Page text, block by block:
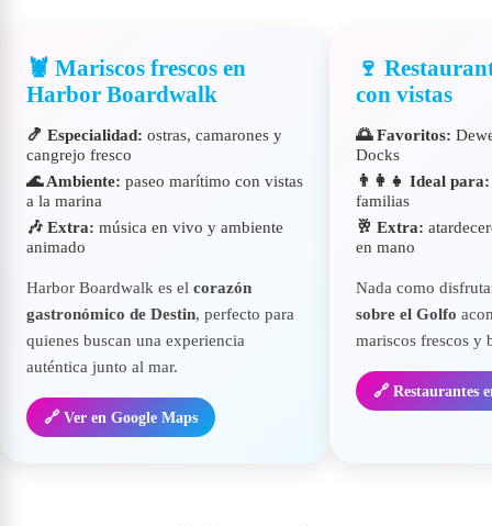
🦞 Mariscos frescos en
Harbor Boardwalk
🍤 Especialidad: ostras, camarones y
cangrejo fresco
🌊 Ambiente: paseo marítimo con vistas
a la marina
🎶 Extra: música en vivo y ambiente
animado
Harbor Boardwalk es el corazón
gastronómico de Destin, perfecto para
quienes buscan una experiencia
auténtica junto al mar.
🔗 Ver en Google Maps
🍷
con vistas
🌅 Favoritos:
Docks
👨‍👩‍👧 Ideal para:
familias
🥂 Extra:
en mano
Nada como
sobre el Golfo
mariscos frescos y
🔗 Restaurantes